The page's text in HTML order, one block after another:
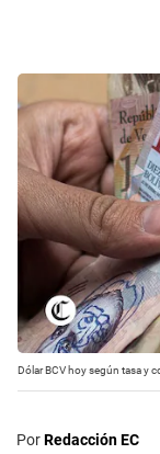
Dólar BCV hoy según tasa y
PorRedacción EC